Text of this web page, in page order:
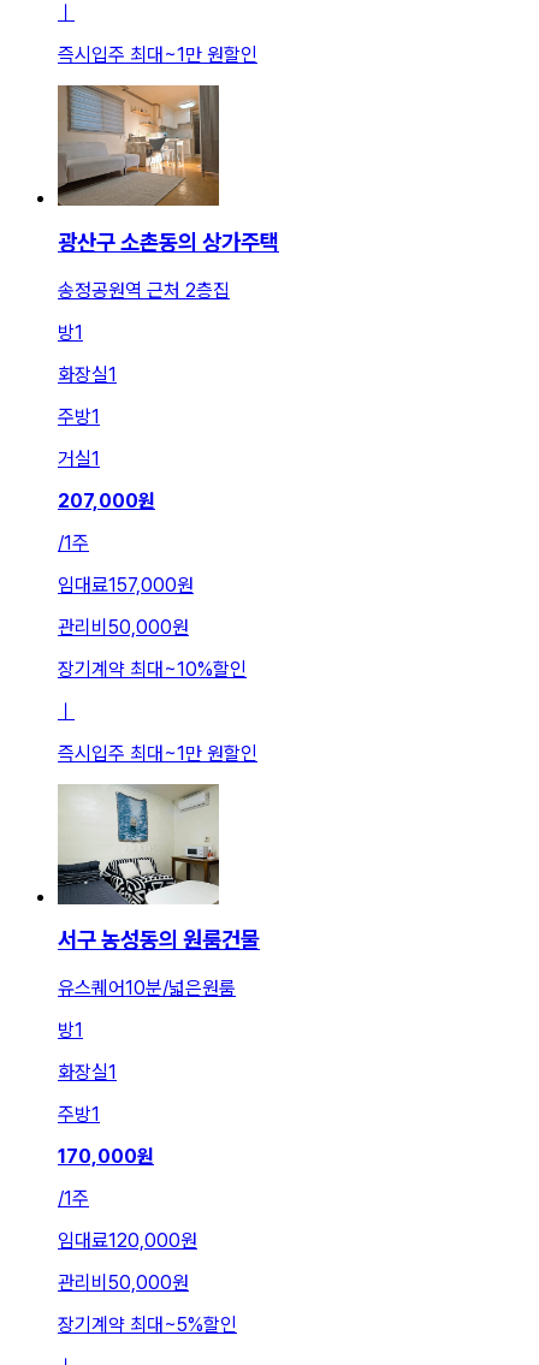
ㅣ
즉시입주 최대~1만 원할인
광산구 소촌동의 상가주택
송정공원역 근처 2층집
방1
화장실1
주방1
거실1
207,000원
/1주
임대료157,000원
관리비 50,000원
장기계약 최대~10%할인
ㅣ
즉시입주 최대~1만 원할인
서구 농성동의 원룸건물
유스퀘어10분/넓은원룸
방1
화장실1
주방1
170,000원
/1주
임대료120,000원
관리비 50,000원
장기계약 최대~5%할인